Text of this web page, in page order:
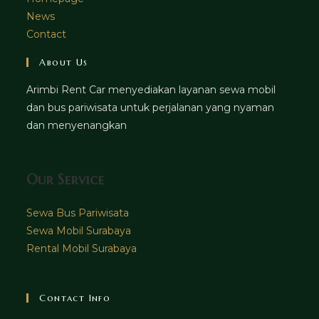
News
Contact
About Us
Arimbi Rent Car menyediakan layanan sewa mobil
dan bus pariwisata untuk perjalanan yang nyaman
dan menyenangkan
Our Service
Sewa Bus Pariwisata
Sewa Mobil Surabaya
Rental Mobil Surabaya
Contact Info